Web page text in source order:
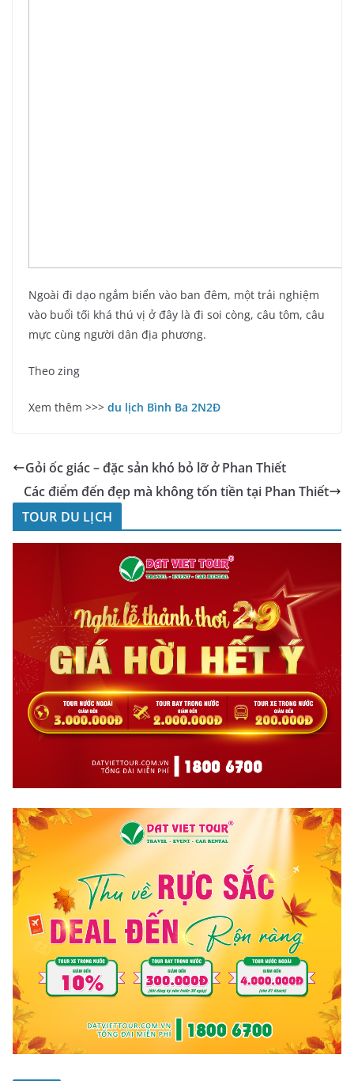
Ngoài đi dạo ngắm biển vào ban đêm, một trải nghiệm
vào buổi tối khá thú vị ở đây là đi soi còng, câu tôm, câu
mực cùng người dân địa phương.
Theo zing
Xem thêm >>> du lịch Bình Ba 2N2Đ
Gỏi ốc giác – đặc sản khó bỏ lỡ ở Phan Thiết
Các điểm đến đẹp mà không tốn tiền tại Phan Thiết
TOUR DU LỊCH